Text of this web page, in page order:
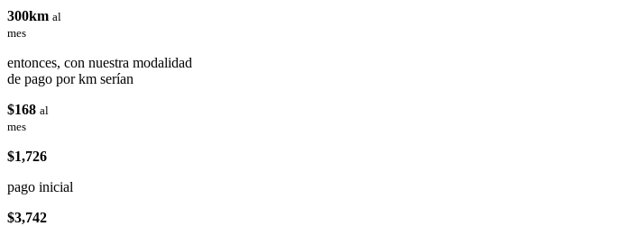
300km al
mes
entonces, con nuestra modalidad
de pago por km serían
$168 al
mes
$1,726
pago inicial
$3,742